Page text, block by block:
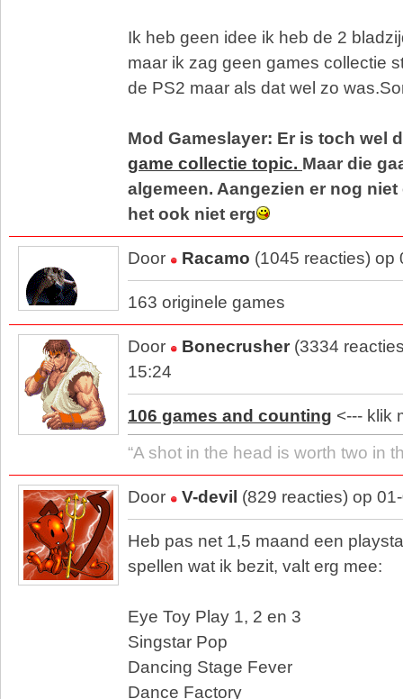
Ik heb geen idee ik heb de 2
maar ik zag geen games collectie
de PS2 maar als dat wel zo
Mod Gameslayer: Er is toch wel
game collectie topic. Maar die
algemeen. Aangezien er nog
het ook niet erg
Door Racamo (1045 reacties) op
163 originele games
Door Bonecrusher (3334
15:24
106 games and counting <--- klik
“A shot in the head is worth two in
Door V-devil (829 reacties) op
Heb pas net 1,5 maand een
spellen wat ik bezit, valt erg mee:
Eye Toy Play 1, 2 en 3
Singstar Pop
Dancing Stage Fever
Dance Factory